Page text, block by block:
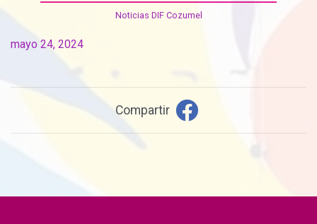
Noticias DIF Cozumel
mayo 24, 2024
Compartir